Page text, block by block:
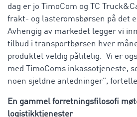
dag er jo TimoCom og TC
frakt- og lasteromsbørsen på det
Avhengig av markedet legger vi
tilbud i transportbørsen hver
produktet veldig pålitelig. Vi er
med TimoComs inkassotjeneste,
noen sjeldne anledninger",
En gammel forretningsfilosofi
logistikktjenester